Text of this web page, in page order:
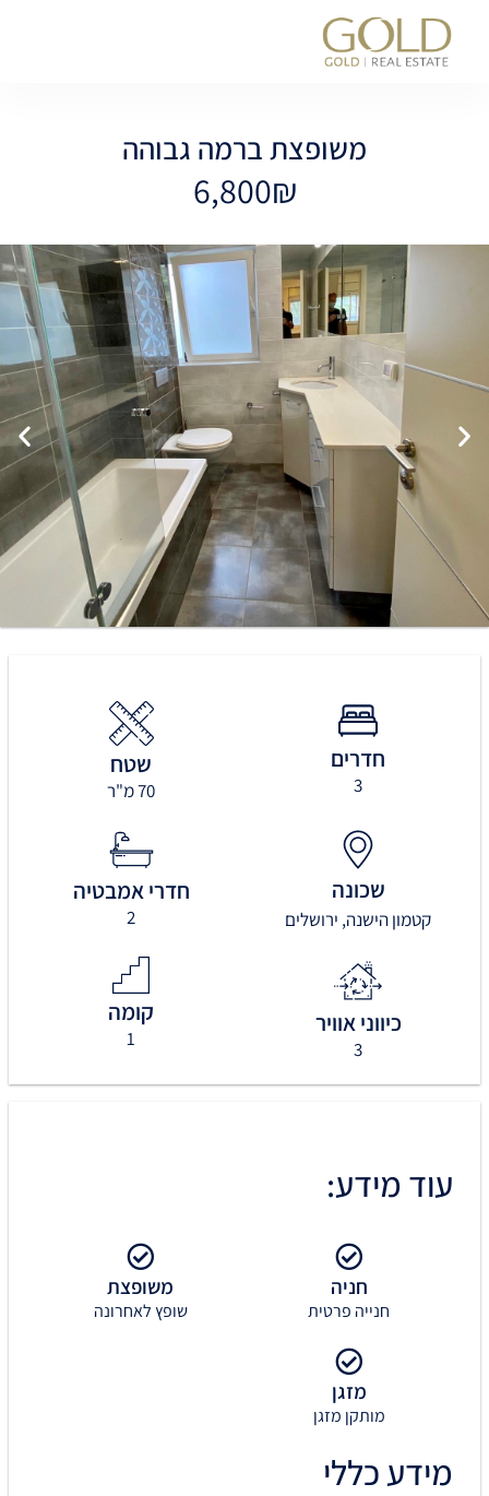
משופצת ברמה גבוהה
6,800₪
חדרים
3
שטח
70 מ"ר
שכונה
קטמון הישנה, ירושלים
חדרי אמבטיה
2
כיווני אוויר
3
קומה
1
עוד מידע:
חניה
חנייה פרטית
משופצת
שופץ לאחרונה
מזגן
מותקן מזגן
מידע כללי